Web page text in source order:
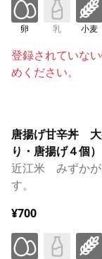
卵 乳 小麦
登録されていな
めください。
唐揚げ甘辛丼
り・唐揚げ４個）
近江米 みずかが
す。
¥700